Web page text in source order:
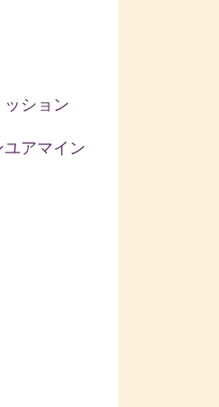
ション
アマイン